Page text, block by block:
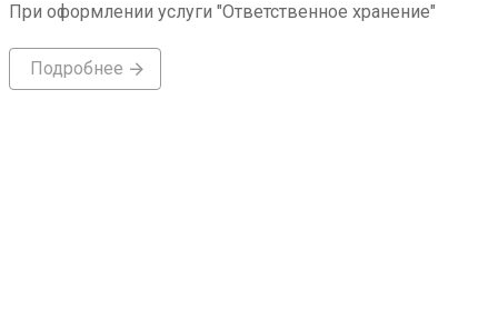
При оформлении услуги "Ответственное хранение"
Подробнее